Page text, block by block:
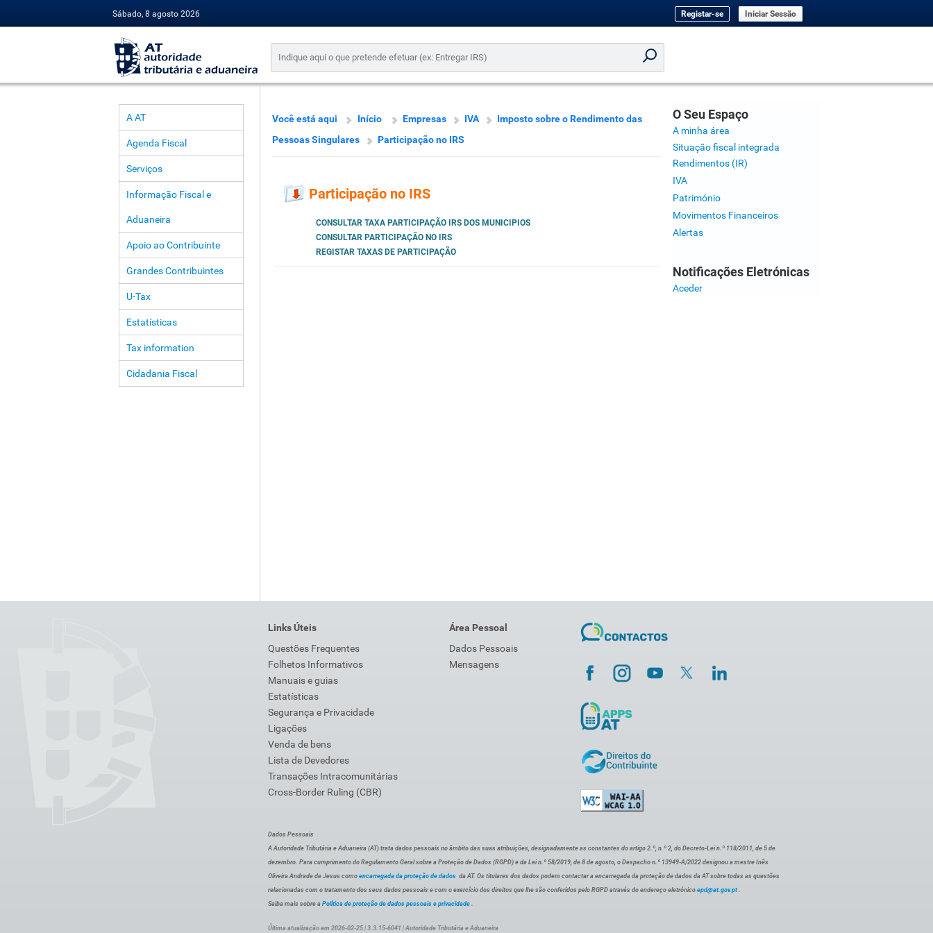
Sábado, 8 agosto 2026 Registar-se Iniciar Sessão
A AT
Agenda Fiscal
Serviços
Informação Fiscal e
Aduaneira
Apoio ao Contribuinte
Grandes Contribuintes
U-Tax
Estatísticas
Tax information
Cidadania Fiscal
Você está aqui Início Empresas IVA
Imposto sobre o Rendimento das
Pessoas Singulares
Participação no IRS
Participação no IRS
CONSULTAR TAXA PARTICIPAÇÃO IRS DOS MUNICIPIOS
CONSULTAR PARTICIPAÇÃO NO IRS
REGISTAR TAXAS DE PARTICIPAÇÃO
O Seu Espaço
A minha área
Situação fiscal integrada
Rendimentos (IR)
IVA
Património
Movimentos Financeiros
Alertas
Notificações Eletrónicas
Aceder
Links Úteis
Questões Frequentes
Folhetos Informativos
Manuais e guias
Estatísticas
Segurança e Privacidade
Ligações
Venda de bens
Lista de Devedores
Transações Intracomunitárias
Cross-Border Ruling (CBR)
Área Pessoal
Dados Pessoais
Mensagens
Dados Pessoais
A Autoridade Tributária e Aduaneira (AT) trata dados pessoais no âmbito das suas atribuições, designadamente as constantes do artigo 2.º, n.º 2, do Decreto-Lei n.º 118/2011, de 5 de
dezembro. Para cumprimento do Regulamento Geral sobre a Proteção de Dados (RGPD) e da Lei n.º 58/2019, de 8 de agosto, o Despacho n.º 13949-A/2022 designou a mestre Inês
Oliveira Andrade de Jesus como encarregada da proteção de dados da AT. Os titulares dos dados podem contactar a encarregada da proteção de dados da AT sobre todas as questões
relacionadas com o tratamento dos seus dados pessoais e com o exercício dos direitos que lhe são conferidos pelo RGPD através do endereço eletrónico epd@at.gov.pt .
Saiba mais sobre a Política de proteção de dados pessoais e privacidade .
Última atualização em 2026-02-25 | 3.3.15-6041 | Autoridade Tributária e Aduaneira